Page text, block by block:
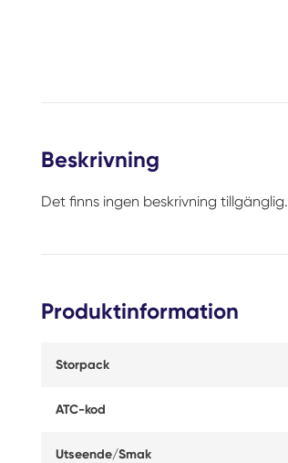
Beskrivning
Det finns ingen beskrivning tillgänglig.
Produktinformation
Storpack
ATC-kod
Utseende/Smak